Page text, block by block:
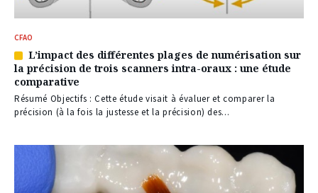
CFAO
Article
réservé
à
nos
abonnés
L’impact des différentes plages de numérisation sur
la précision de trois scanners intra-oraux : une étude
comparative
Résumé Objectifs : Cette étude visait à évaluer et comparer la
précision (à la fois la justesse et la précision) des...